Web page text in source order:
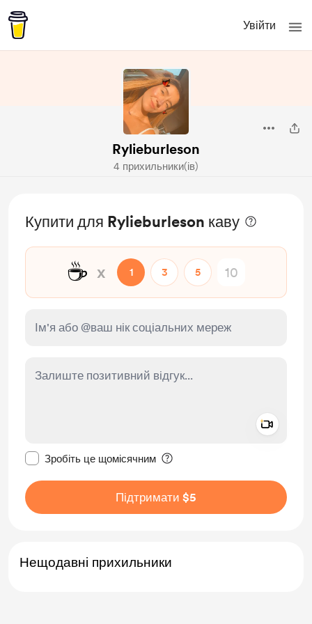
Увійти
Rylieburleson
4 прихильники(ів)
Купити для Rylieburleson каву
☕ x 1 3 5
Зробіть це щомісячним
Підтримати $5
Нещодавні прихильники